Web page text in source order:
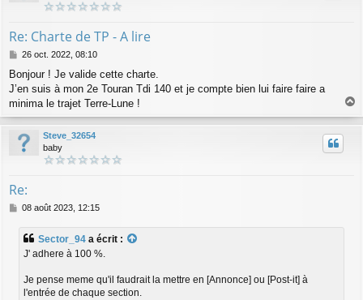
Re: Charte de TP - A lire
M
s
s
a
e
26 oct. 2022, 08:10
Bonjour ! Je valide cette charte.
J’en suis à mon 2e Touran Tdi 140 et je compte bien lui faire faire a
minima le trajet Terre-Lune !
a
u
Steve_32654
baby
Re:
M
s
08 août 2023, 12:15
Sector_94 a écrit :
J' adhere à 100 %.
Je pense meme qu'il faudrait la mettre en [Annonce] ou [Post-it] à
l'entrée de chaque section.